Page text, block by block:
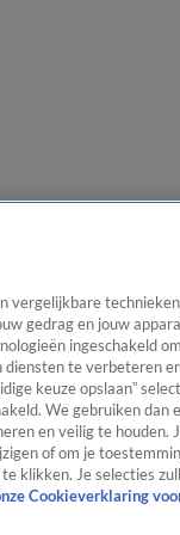
vergelijkbare
gedrag en jouw
ingeschakeld
te verbeteren
keuze opslaan”
We gebruiken dan
en veilig te houden.
of om je
klikken. Je selecties
Cookieverklaring